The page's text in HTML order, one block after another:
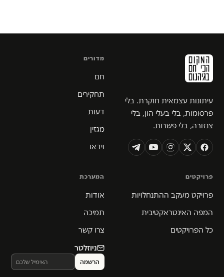
עיתונות עצמאית חוקרת. בלי
פרסומות, בלי בעלי הון, בלי
צנזורה, בלי פשרות.
מדורים
חם
תחקירים
דעות
מגזין
וידאו
פרויקטים
פרויקט מעקב ההתנחלויות
המפה האינטראקטיבית
כל הפרויקטים
המערכת
אודות
תמיכה
צרו קשר
ניוזלטר